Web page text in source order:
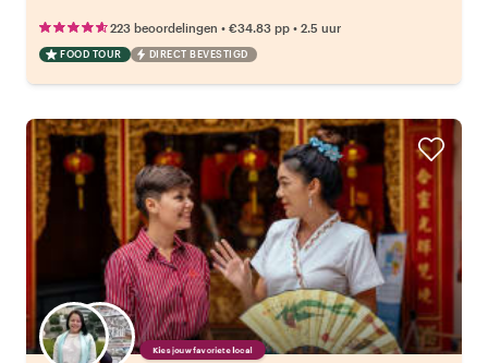
223 beoordelingen • €34.83 pp • 2.5 uur
FOOD TOUR DIRECT BEVESTIGD
Kies jouw favoriete local